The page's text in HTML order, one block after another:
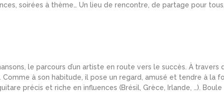
soirées à thème… Un lieu de rencontre, de partage pour
le parcours d’un artiste en route vers le succès. À
à son habitude, il pose un regard, amusé et tendre à la
précis et riche en influences (Brésil, Grèce, Irlande, …).